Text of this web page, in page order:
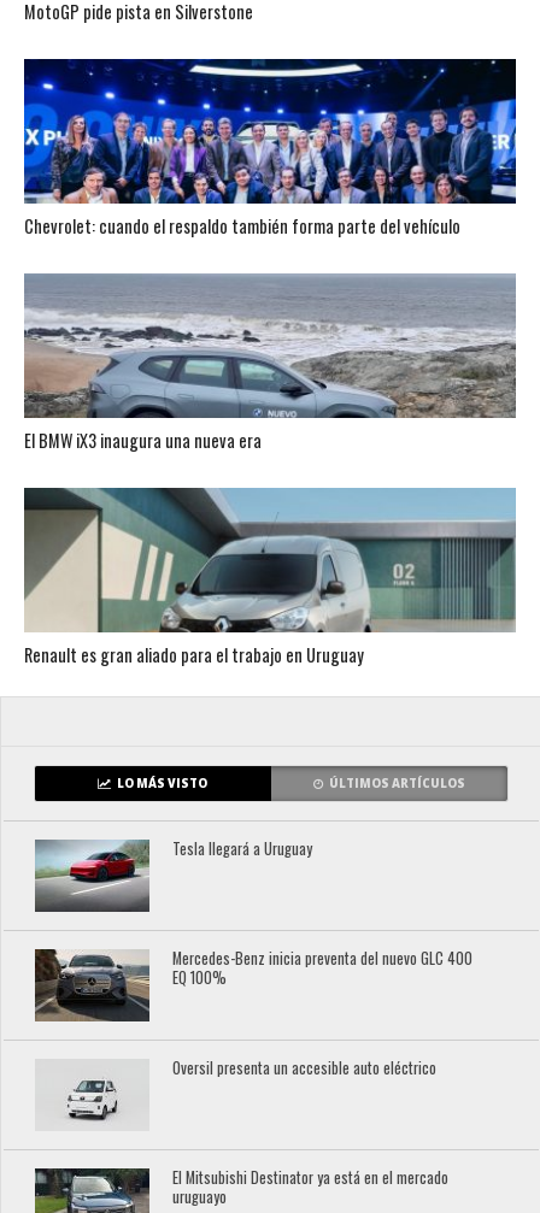
MotoGP pide pista en Silverstone
Chevrolet: cuando el respaldo también forma parte del vehículo
El BMW iX3 inaugura una nueva era
Renault es gran aliado para el trabajo en Uruguay
LO MÁS VISTO ÚLTIMOS ARTÍCULOS
Tesla llegará a Uruguay
Mercedes-Benz inicia preventa del nuevo GLC 400
EQ 100%
Oversil presenta un accesible auto eléctrico
El Mitsubishi Destinator ya está en el mercado
uruguayo